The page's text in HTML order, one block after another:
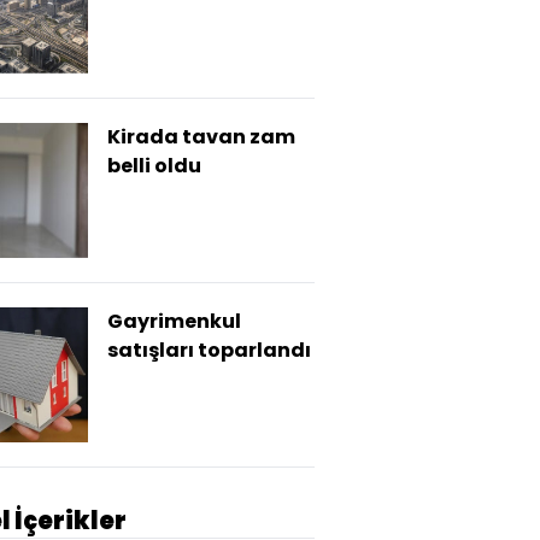
İçerikler
Kirada tavan zam
belli oldu
Gayrimenkul
satışları toparlandı